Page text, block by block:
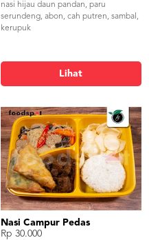
nasi hijau daun pandan, paru
serundeng, abon, cah putren, sambal,
kerupuk
Lihat
Nasi Campur Pedas
Rp 30.000